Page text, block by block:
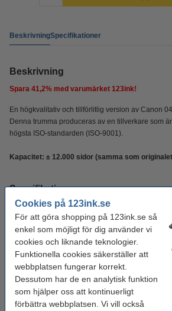
Cookies på 123ink.se
För att göra shopping på 123ink.se så
enkel som möjligt för dig använder vi
cookies och liknande teknologier.
Funktionella cookies säkerställer att
webbplatsen fungerar korrekt.
Dessutom har de en analytisk funktion
som hjälper oss att kontinuerligt
förbättra webbplatsen. Vi vill också
BeskrivningSpecifikationer
Beskrivning
Spara 41,2% med varumärket 123ink!
En högkvalitativ och tillförlitlig version av Canon
Denna trumma produceras av en tillverkare som
högsta ISO-standarden (ISO-9001).
Kapacitet: ± 12.000 sidor (samma som
Specifikationer
Färg: -
trumma
Kapacitet: ± 12.000 sidor
Varumärke: 123ink
OEM: 2165C001